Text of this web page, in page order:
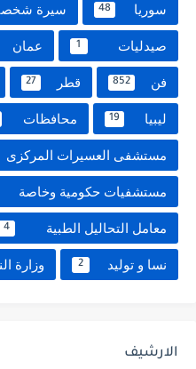
سوريا 48 سيرة
صيدليات 1 عمان
فن 852 قطر 27
ليبيا 19 محافظات
مستشفى العسيرات المركزى
مستشفيات حكومية وخاصة
معامل التحاليل الطبية 4
نسا و توليد 2 وزارة
الارشيف